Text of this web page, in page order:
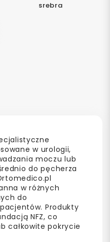
srebra
w urologii,
moczu lub
do pęcherza
w różnych
do
Produkty
NFZ, co
całkowite pokrycie